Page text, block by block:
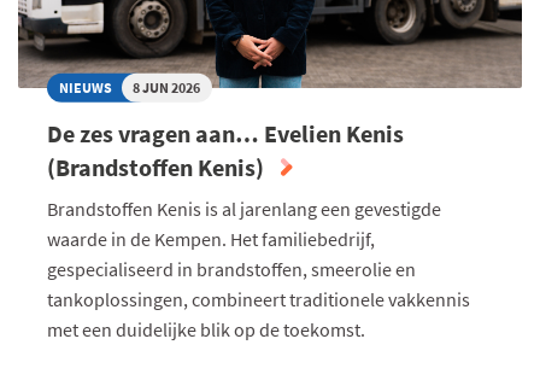
NIEUWS 8 JUN 2026
De zes vragen aan… Evelien Kenis
(Brandstoffen Kenis)
Brandstoffen Kenis is al jarenlang een gevestigde
waarde in de Kempen. Het familiebedrijf,
gespecialiseerd in brandstoffen, smeerolie en
tankoplossingen, combineert traditionele vakkennis
met een duidelijke blik op de toekomst.